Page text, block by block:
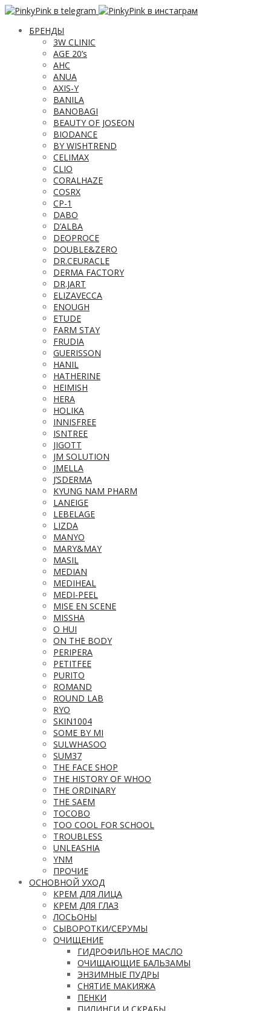
БРЕНДЫ
3W CLINIC
AGE 20’s
AHC
ANUA
AXIS-Y
BANILA
BANOBAGI
BEAUTY OF JOSEON
BIODANCE
BY WISHTREND
CELIMAX
CLIO
CORALHAZE
COSRX
CP-1
DABO
D’ALBA
DEOPROCE
DOUBLE&ZERO
DR.CEURACLE
DERMA FACTORY
DR.JART
ELIZAVECCA
ENOUGH
ETUDE
FARM STAY
FRUDIA
GUERISSON
HANIL
HATHERINE
HEIMISH
HERA
HOLIKA
INNISFREE
ISNTREE
JIGOTT
JM SOLUTION
JMELLA
J’SDERMA
KYUNG NAM PHARM
LANEIGE
LEBELAGE
LIZDA
MANYO
MARY&MAY
MASIL
MEDIAN
MEDIHEAL
MEDI-PEEL
MISE EN SCENE
MISSHA
O HUI
ON THE BODY
PERIPERA
PETITFEE
PURITO
ROMAND
ROUND LAB
RYO
SKIN1004
SOME BY MI
SULWHASOO
SUM37
THE FACE SHOP
THE HISTORY OF WHOO
THE ORDINARY
THE SAEM
TOCOBO
TOO COOL FOR SCHOOL
TROUBLESS
UNLEASHIA
YNM
ПРОЧИЕ
ОСНОВНОЙ УХОД
КРЕМ ДЛЯ ЛИЦА
КРЕМ ДЛЯ ГЛАЗ
ЛОСЬОНЫ
СЫВОРОТКИ/СЕРУМЫ
ОЧИЩЕНИЕ
ГИДРОФИЛЬНОЕ МАСЛО
ОЧИЩАЮЩИЕ БАЛЬЗАМЫ
ЭНЗИМНЫЕ ПУДРЫ
СНЯТИЕ МАКИЯЖА
ПЕНКИ